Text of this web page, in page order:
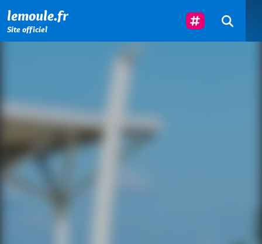
lemoule.fr
Site officiel
Suivez-Nous